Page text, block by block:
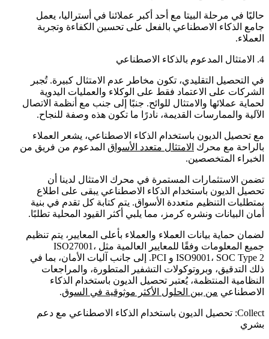
حاليًا في مرحلة البيتا مع أحد أكبر عملائنا في أستراليا، يعمل
جامع الذكاء الاصطناعي بالفعل على تحسين الكفاءة وتجربة
العملاء.
4. الامتثال المدعوم بالذكاء الاصطناعي
في التحصيل التقليدي، تكون مخاطر عدم الامتثال كبيرة. تُجبر
الشركات على الاعتماد فقط على الوكلاء والعمليات اليدوية
لحماية عملائها والامتثال للوائح. جنبًا إلى جنب مع أنظمة الاتصال
الآلية والممارسات القديمة، نادرًا ما تكون هذه وصفة للنجاح.
مع تحصيل الديون باستخدام الذكاء الاصطناعي، يشعر العملاء
بالراحة مع محرك الامتثال متعدد الأسواق المدعوم من فريق من
الخبراء المتخصصين.
تضمن الاستثمارات المستمرة في محرك الامتثال لدينا أن
تحصيل الديون باستخدام الذكاء الاصطناعي يبقى على اطلاع
بمتطلبات التنظيم متعددة الأسواق. يتم كتابة كل تقدم في بنية
أمان البيانات ونشره كرمز، مما يلبي أكثر القيود المحلية تطلبًا.
لضمان حماية بيانات العملاء والعملاء بأعلى المعايير، يتم تنظيم
جميع المعلومات وفقًا للمعايير العالمية مثل ISO27001،
ISO9001، SOC Type 2 و PCI. إلى جانب آليات الأمان، بما في
ذلك التدقيق، وبروتوكولات التشفير المتطورة، والمراجعات
النظامية المنتظمة، يُعتبر تحصيل الديون باستخدام الذكاء
الاصطناعي من بين الحلول الأكثر موثوقية في السوق.
Collect: تحصيل الديون باستخدام الذكاء الاصطناعي مع دعم
بشري